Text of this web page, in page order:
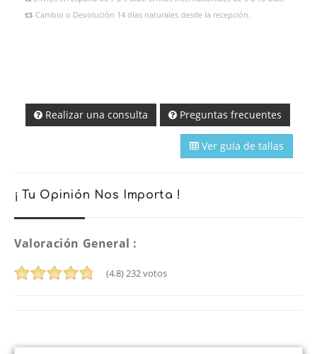
Cambio o Devolución 14 días naturales desde la recepción.
Realizar una consulta Preguntas frecuentes
Ver guía de tallas
¡ Tu Opinión Nos Importa !
Valoración General :
(4.8)232votos